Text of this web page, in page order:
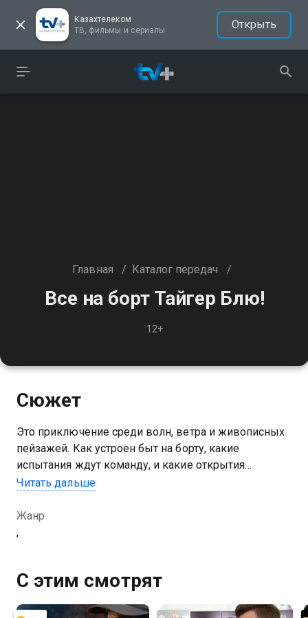
Казахтелеком
ТВ, фильмы и сериалы
Открыть
Главная / Каталог передач /
Все на борт Тайгер Блю!
12+
Сюжет
Это приключение среди волн, ветра и живописных
пейзажей. Как устроен быт на борту, какие
испытания ждут команду, и какие открытия
приносит морская экспедиция?
Читать дальше
Жанр
,
С этим смотрят